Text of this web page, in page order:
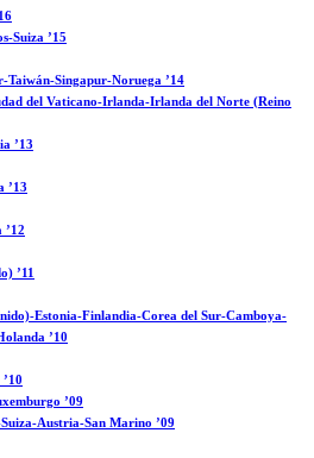
Suiza ’15
Singapur-Noruega ’14
del Vaticano-Irlanda-Irlanda del Norte (Reino
’13
’13
’12
’11
Estonia-Finlandia-Corea del Sur-Camboya-
’10
’09
Austria-San Marino ’09